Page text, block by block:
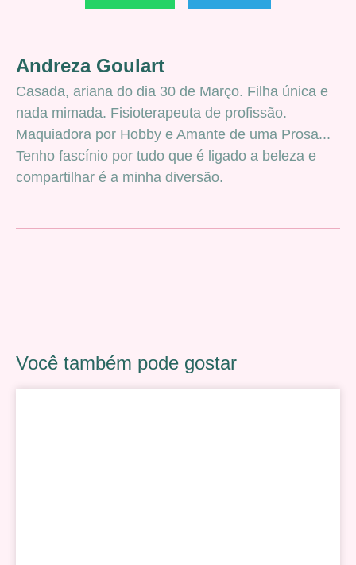
Andreza Goulart
Casada, ariana do dia 30 de Março. Filha única e
nada mimada. Fisioterapeuta de profissão.
Maquiadora por Hobby e Amante de uma Prosa...
Tenho fascínio por tudo que é ligado a beleza e
compartilhar é a minha diversão.
Você também pode gostar